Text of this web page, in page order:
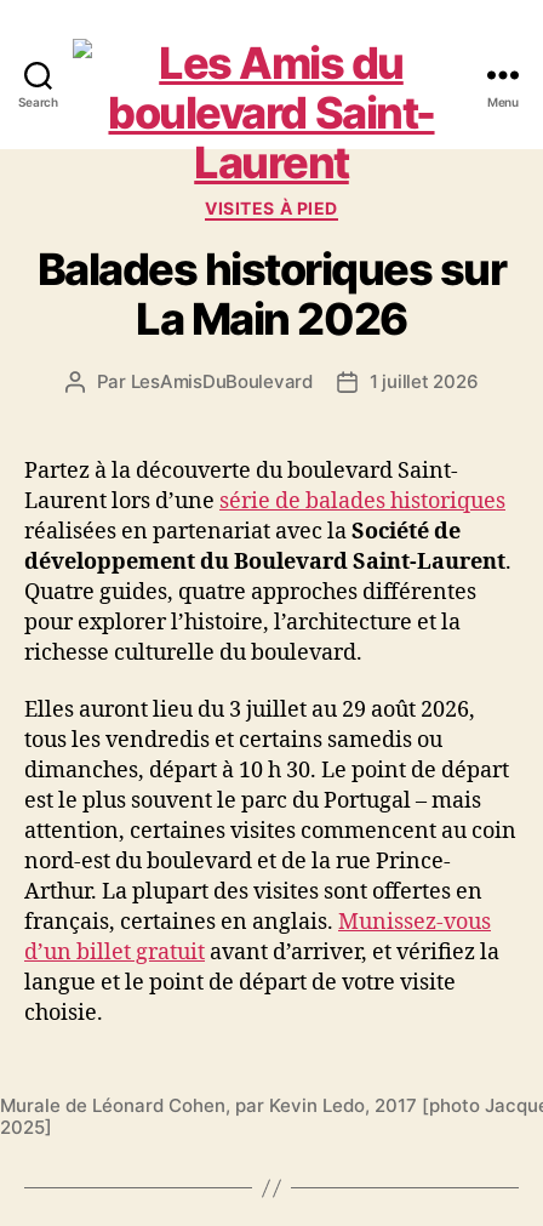
Search
Les
Amis
du
boulevard
Saint-
Laurent
Menu
Catégories
VISITES À PIED
Balades historiques sur
La Main 2026
Auteur
Par LesAmisDuBoulevard
Date1 juillet 2026
Partez à la découverte du boulevard Saint-
Laurent lors d’une série de balades historiques
réalisées en partenariat avec laSociété de
développement du Boulevard Saint-Laurent.
Quatre guides, quatre approches différentes
pour explorer l’histoire, l’architecture et la
richesse culturelle du boulevard.
Elles auront lieu du 3 juillet au 29 août 2026,
tous les vendredis et certains samedis ou
dimanches, départ à 10 h 30. Le point de départ
est le plus souvent le parc du Portugal – mais
attention, certaines visites commencent au coin
nord-est du boulevard et de la rue Prince-
Arthur. La plupart des visites sont offertes en
français, certaines en anglais. Munissez-vous
d’un billet gratuit avant d’arriver, et vérifiez la
langue et le point de départ de votre visite
choisie.
Murale de Léonard Cohen, par Kevin Ledo, 2017 [photo
2025]